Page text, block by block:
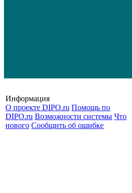
Информация
О проекте DIPO.ru Помощь по
DIPO.ru Возможности системы Что
нового Сообщить об ошибке